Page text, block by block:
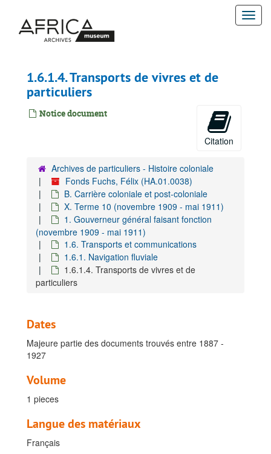
contenu
1.6.1.4. Transports de vivres et de
particuliers
Notice document
Citation
Archives de particuliers - Histoire coloniale
Fonds Fuchs, Félix (HA.01.0038)
B. Carrière coloniale et post-coloniale
X. Terme 10 (novembre 1909 - mai 1911)
1. Gouverneur général faisant fonction
(novembre 1909 - mai 1911)
1.6. Transports et communications
1.6.1. Navigation fluviale
1.6.1.4. Transports de vivres et de
particuliers
Dates
Majeure partie des documents trouvés entre 1887 -
1927
Volume
1 pieces
Langue des matériaux
Français
Fonds Fuchs, Félix
I. Terme 1 (Janvier 1888 - juin 1889)
II. Terme 2 (novembre 1889 - septembre 1891)